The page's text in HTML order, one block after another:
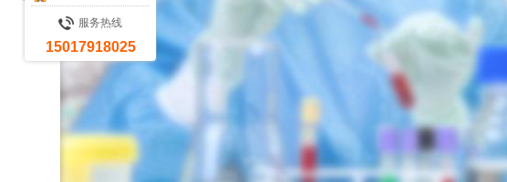
服务热线
15017918025